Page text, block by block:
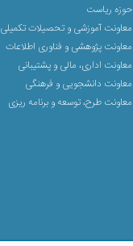
حوزه ریاست
معاونت آموزشی و تحصیلات تکمیلی
معاونت پژوهشی و فناوری اطلاعات
معاونت اداری، مالی و پشتیبانی
معاونت دانشجویی و فرهنگی
معاونت طرح، توسعه و برنامه ریزی